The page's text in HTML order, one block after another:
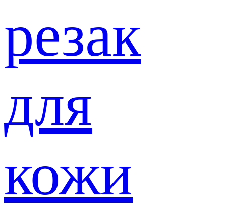
резак
для
кожи